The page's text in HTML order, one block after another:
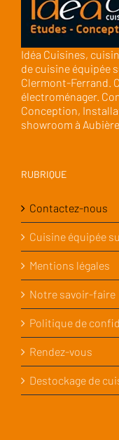
Idéa Cuisines,
de cuisine équipée
Clermont-Ferrand.
électroménager.
Conception,
showroom à Aubière
RUBRIQUE
Contactez-nous
Cuisine équipée
Mentions légales
Notre savoir-faire
Politique de
Rendez-vous
Destockage de